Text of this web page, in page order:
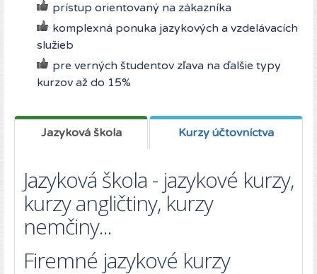
prístup orientovaný na zákazníka
komplexná ponuka jazykových a vzdelávacích
služieb
pre verných študentov zľava na ďalšie typy
kurzov až do 15%
Jazyková škola Kurzy účtovníctva
Jazyková škola - jazykové kurzy,
kurzy angličtiny, kurzy
nemčiny...
Firemné jazykové kurzy